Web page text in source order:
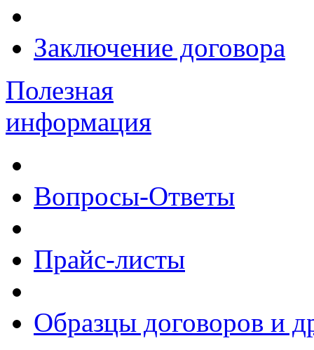
Заключение договора
Полезная
информация
Вопросы-Ответы
Прайс-листы
Образцы договоров и